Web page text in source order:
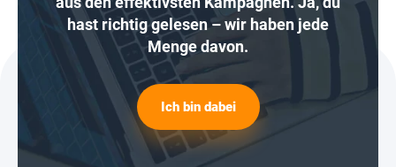
hast richtig gelesen – wir haben jede
Menge davon.
Ich bin dabei